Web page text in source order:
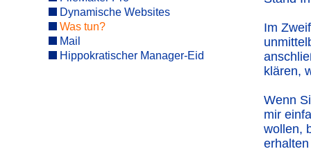
Dynamische Websites
Was tun?
Mail
Hippokratischer Manager-Eid
Im
klären,
Wenn
mir
wollen,